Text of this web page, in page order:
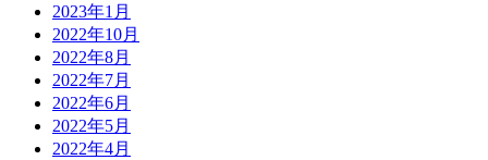
2023年1月
2022年10月
2022年8月
2022年7月
2022年6月
2022年5月
2022年4月